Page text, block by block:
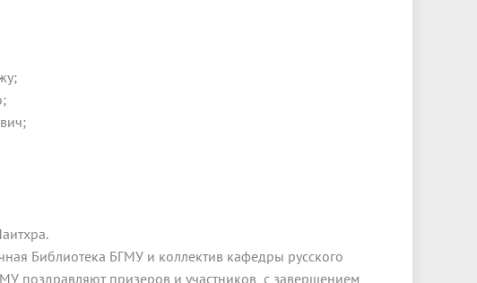
Библиотека БГМУ и коллектив кафедры русского
поздравляют призеров и участников с завершением